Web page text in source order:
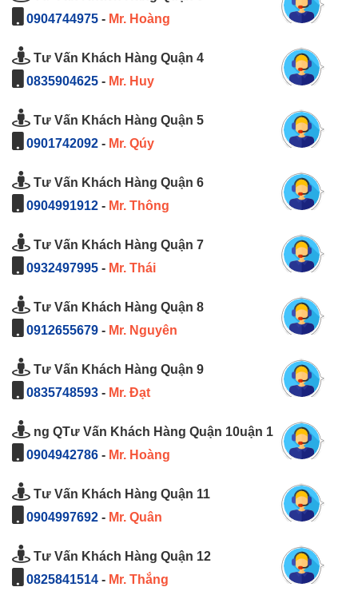
0904744975 - Mr. Hoàng
Tư Vấn Khách Hàng Quận 4
0835904625 - Mr. Huy
Tư Vấn Khách Hàng Quận 5
0901742092 - Mr. Qúy
Tư Vấn Khách Hàng Quận 6
0904991912 - Mr. Thông
Tư Vấn Khách Hàng Quận 7
0932497995 - Mr. Thái
Tư Vấn Khách Hàng Quận 8
0912655679 - Mr. Nguyên
Tư Vấn Khách Hàng Quận 9
0835748593 - Mr. Đạt
ng QTư Vấn Khách Hàng Quận 10uận 1
0904942786 - Mr. Hoàng
Tư Vấn Khách Hàng Quận 11
0904997692 - Mr. Quân
Tư Vấn Khách Hàng Quận 12
0825841514 - Mr. Thắng